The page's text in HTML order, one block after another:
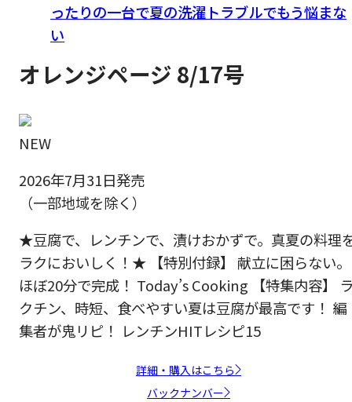
ったりの一台で夏の洗濯トラブルでもう悩まな
い
オレンジページ 8/17号
NEW
2026年7月31日発売
（一部地域を除く）
★豆腐で、レンチンで、漬けおかずで。真夏の料理
ラクにおいしく！★ 【特別付録】 献立に困らない。
ほぼ20分で完成！ Today’s Cooking 【特集内容】
クチン、時短、食べやすい夏は豆腐が最高です！ 編
集者が鬼リピ！ レンチンHITレシピ15
詳細・購入はこちら
バックナンバー